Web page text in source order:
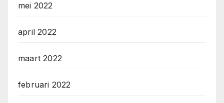
mei 2022
april 2022
maart 2022
februari 2022